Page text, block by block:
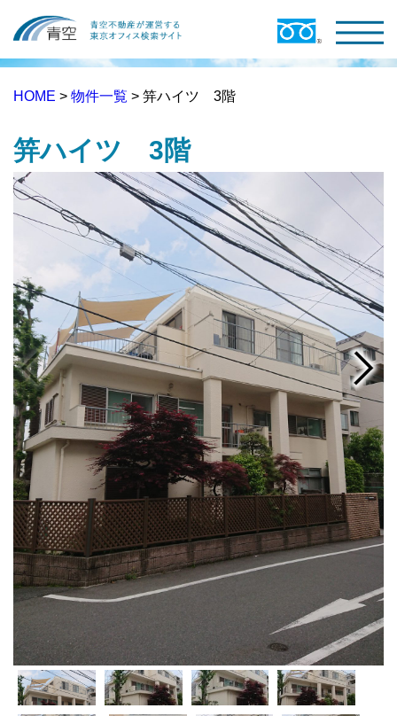
HOME > 物件一覧 > 笄ハイツ 3階
笄ハイツ 3階